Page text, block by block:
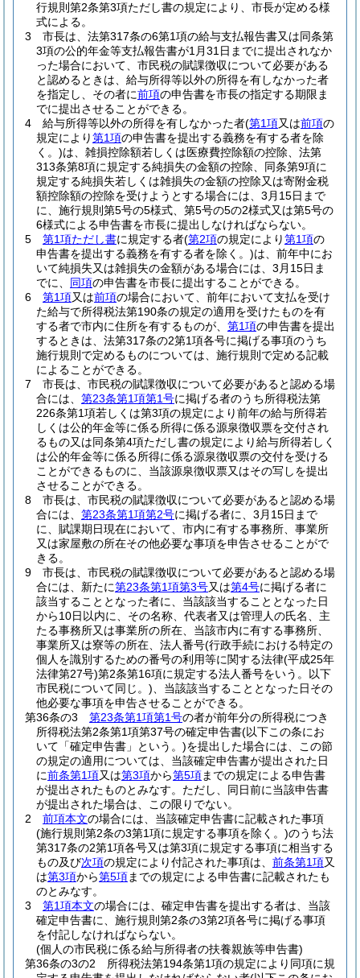
行規則第2条第3項ただし書の規定により、市長が定める様
式による。
3
市長は、法第317条の6第1項の給与支払報告書又は同条第
3項の公的年金等支払報告書が1月31日までに提出されなか
った場合において、市民税の賦課徴収について必要がある
と認めるときは、給与所得等以外の所得を有しなかった者
を指定し、その者に前項の申告書を市長の指定する期限ま
でに提出させることができる。
4
給与所得等以外の所得を有しなかった者(第1項又は前項の
規定により第1項の申告書を提出する義務を有する者を除
く。)は、雑損控除額若しくは医療費控除額の控除、法第
313条第8項に規定する純損失の金額の控除、同条第9項に
規定する純損失若しくは雑損失の金額の控除又は寄附金税
額控除額の控除を受けようとする場合には、3月15日まで
に、施行規則第5号の5様式、第5号の5の2様式又は第5号の
6様式による申告書を市長に提出しなければならない。
5
第1項ただし書に規定する者(第2項の規定により第1項の
申告書を提出する義務を有する者を除く。)は、前年中にお
いて純損失又は雑損失の金額がある場合には、3月15日ま
でに、 同項の申告書を市長に提出することができる。
6
第1項又は前項の場合において、前年において支払を受け
た給与で所得税法第190条の規定の適用を受けたものを有
する者で市内に住所を有するものが、 第1項の申告書を提出
するときは、法第317条の2第1項各号に掲げる事項のうち
施行規則で定めるものについては、施行規則で定める記載
によることができる。
7
市長は、市民税の賦課徴収について必要があると認める場
合には、 第23条第1項第1号に掲げる者のうち所得税法第
226条第1項若しくは第3項の規定により前年の給与所得若
しくは公的年金等に係る所得に係る源泉徴収票を交付され
るもの又は同条第4項ただし書の規定により給与所得若しく
は公的年金等に係る所得に係る源泉徴収票の交付を受ける
ことができるものに、当該源泉徴収票又はその写しを提出
させることができる。
8
市長は、市民税の賦課徴収について必要があると認める場
合には、 第23条第1項第2号に掲げる者に、3月15日まで
に、賦課期日現在において、市内に有する事務所、事業所
又は家屋敷の所在その他必要な事項を申告させることがで
きる。
9
市長は、市民税の賦課徴収について必要があると認める場
合には、新たに第23条第1項第3号又は第4号に掲げる者に
該当することとなった者に、当該該当することとなった日
から10日以内に、その名称、代表者又は管理人の氏名、主
たる事務所又は事業所の所在、当該市内に有する事務所、
事業所又は寮等の所在、法人番号(行政手続における特定の
個人を識別するための番号の利用等に関する法律(平成25年
法律第27号)第2条第16項に規定する法人番号をいう。以下
市民税について同じ。) 、当該該当することとなった日その
他必要な事項を申告させることができる。
第36条の3
第23条第1項第1号の者が前年分の所得税につき
所得税法第2条第1項第37号の確定申告書(以下この条にお
いて「確定申告書」という。)を提出した場合には、この節
の規定の適用については、当該確定申告書が提出された日
に前条第1項又は第3項から第5項までの規定による申告書
が提出されたものとみなす。 ただし、同日前に当該申告書
が提出された場合は、この限りでない。
2
前項本文の場合には、当該確定申告書に記載された事項
(施行規則第2条の3第1項に規定する事項を除く。)のうち法
第317条の2第1項各号又は第3項に規定する事項に相当する
もの及び次項の規定により付記された事項は、 前条第1項又
は第3項から第5項までの規定による申告書に記載されたも
のとみなす。
3
第1項本文の場合には、確定申告書を提出する者は、当該
確定申告書に、施行規則第2条の3第2項各号に掲げる事項
を付記しなければならない。
(個人の市民税に係る給与所得者の扶養親族等申告書)
第36条の3の2
所得税法第194条第1項の規定により同項に規